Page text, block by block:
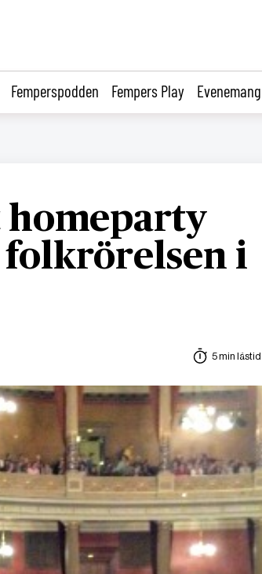
Femperspodden Fempers Play Evenemang
folkrörelsen i
5 min lästid